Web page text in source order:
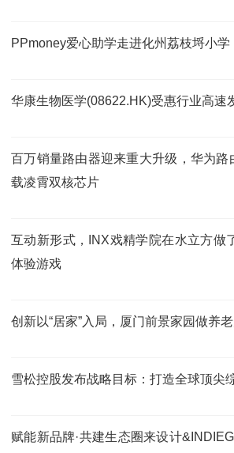
PPmoney爱心助学走进化州荔枝埒小学
华康生物医学(08622.HK)受惠行业高速
百万销量路由器迎来重大升级，华为路
载凌霄双核芯片
互动新形式，INX戏精学院在水立方做
体验游戏
创新以“居家”入局，厦门前景家园做养
雪松控股发布战略目标：打造全球顶尖
赋能新品牌·共建生态圈来设计